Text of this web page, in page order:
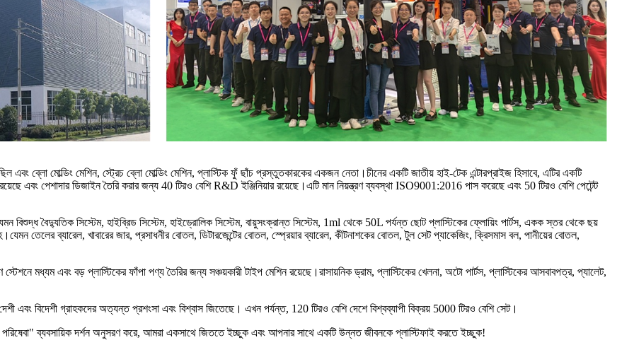
ব্লো মোল্ডিং মেশিন, স্ট্রেচ ব্লো মোল্ডিং মেশিন, প্লাস্টিক ফুঁ ছাঁচ প্রস্তুতকারকের একজন নেতা।চীনের একটি জাতীয় হাই-টেক এন্টারপ্রাইজ হিসাবে, এটির একটি
রয়েছে এবং পেশাদার ডিজাইন তৈরি করার জন্য 40 টিরও বেশি R&D ইঞ্জিনিয়ার রয়েছে।এটি মান নিয়ন্ত্রণ ব্যবস্থা ISO9001:2016 পাস করেছে এবং 50 টিরও বেশি পেটেন্ট
বিশুদ্ধ বৈদ্যুতিক সিস্টেম, হাইব্রিড সিস্টেম, হাইড্রোলিক সিস্টেম, বায়ুসংক্রান্ত সিস্টেম, 1ml থেকে 50L পর্যন্ত ছোট প্লাস্টিকের ফ্লোয়িং পার্টস, একক স্তর থেকে ছয়
তেলের ব্যারেল, খাবারের জার, প্রসাধনীর বোতল, ডিটারজেন্টের বোতল, স্প্রেয়ার ব্যারেল, কীটনাশকের বোতল, টুল সেট প্যাকেজিং, ক্রিসমাস বল, পানীয়ের বোতল,
মধ্যম এবং বড় প্লাস্টিকের ফাঁপা পণ্য তৈরির জন্য সঞ্চয়কারী টাইপ মেশিন রয়েছে।রাসায়নিক ড্রাম, প্লাস্টিকের খেলনা, অটো পার্টস, প্লাস্টিকের আসবাবপত্র, প্যালেট,
এবং বিদেশী গ্রাহকদের অত্যন্ত প্রশংসা এবং বিশ্বাস জিতেছে। এখন পর্যন্ত, 120 টিরও বেশি দেশে বিশ্বব্যাপী বিক্রয় 5000 টিরও বেশি সেট।
পরিষেবা" ব্যবসায়িক দর্শন অনুসরণ করে, আমরা একসাথে জিততে ইচ্ছুক এবং আপনার সাথে একটি উন্নত জীবনকে প্লাস্টিফাই করতে ইচ্ছুক!